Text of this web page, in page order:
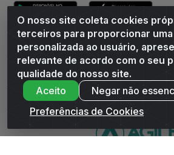
O nosso site coleta cookies
terceiros para proporcionar
personalizada ao usuário,
relevante de acordo com o seu
qualidade do nosso site.
Aceito
Negar não
Preferências de Cookies
Andrade Distribuidor - ROD AL 110,
Arapiraca/AL - CEP 57319-300 - CNPJ